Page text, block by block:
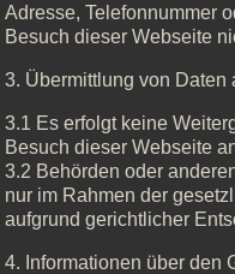
Adresse, Telefonnummer
Besuch dieser Webseite
3. Übermittlung von Daten
3.1 Es erfolgt keine
Besuch dieser Webseite
3.2 Behörden oder
nur im Rahmen der
aufgrund gerichtlicher
4. Informationen über den